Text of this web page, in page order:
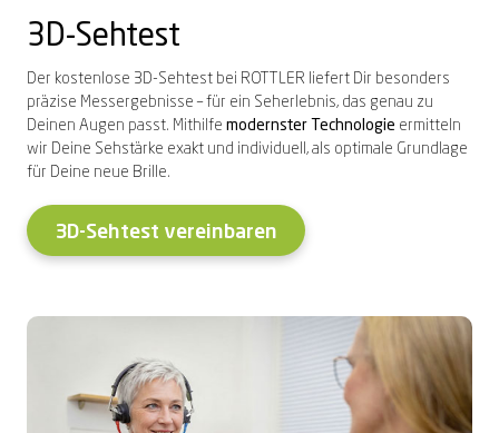
3D-Sehtest
Der kostenlose 3D-Sehtest bei ROTTLER liefert Dir besonders
präzise Messergebnisse – für ein Seherlebnis, das genau zu
Deinen Augen passt. Mithilfe modernster Technologie ermitteln
wir Deine Sehstärke exakt und individuell, als optimale Grundlage
für Deine neue Brille.
3D-Sehtest vereinbaren